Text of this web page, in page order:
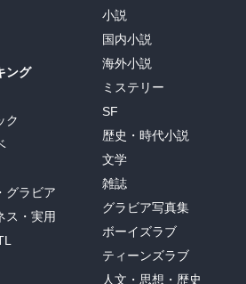
ング
ク
グラビア
ス・実用
小説
国内小説
海外小説
ミステリー
SF
歴史・時代小説
文学
雑誌
グラビア写真集
ボーイズラブ
ティーンズラブ
人文・思想・歴史